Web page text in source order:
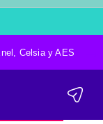
Celsia y AES